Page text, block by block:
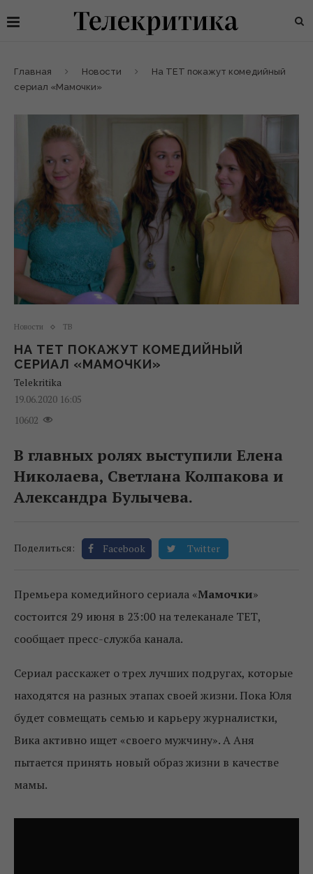
Главная Новости
На ТЕТ покажут комедийный
сериал «Мамочки»
Новости ТВ
НА ТЕТ ПОКАЖУТ КОМЕДИЙНЫЙ
СЕРИАЛ «МАМОЧКИ»
Telekritika
19.06.2020 16:05
10602
В главных ролях выступили Елена
Николаева, Светлана Колпакова и
Александра Булычева.
Поделиться: Facebook Twitter
Премьера комедийного сериала «Мамочки»
состоится 29 июня в 23:00 на телеканале ТЕТ,
сообщает пресс-служба канала.
Сериал расскажет о трех лучших подругах, которые
находятся на разных этапах своей жизни. Пока Юля
будет совмещать семью и карьеру журналистки,
Вика активно ищет «своего мужчину». А Аня
пытается принять новый образ жизни в качестве
мамы.